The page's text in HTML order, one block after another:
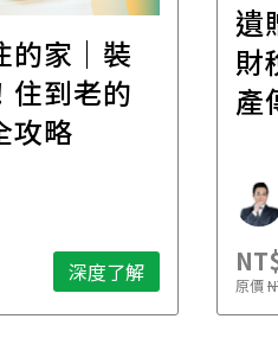
的家｜裝
住到老的
攻略
深度了解
遺
財
產
原價